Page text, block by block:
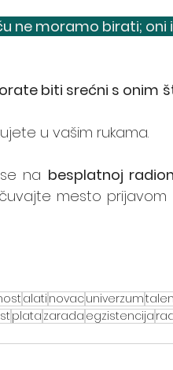
ne moramo birati; oni
biti srećni s onim
u vašim rukama.
na besplatnoj
alati novacuniverzum
plata zarada egzistencija